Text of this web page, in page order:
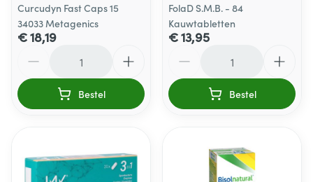
Curcudyn Fast Caps 15
34033 Metagenics
€ 18,19
Bestel
FolaD S.M.B. - 84
Kauwtabletten
€ 13,95
Bestel